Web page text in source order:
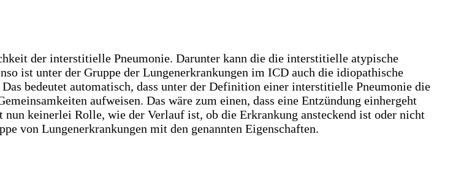
der interstitielle Pneumonie. Darunter kann die die interstitielle atypische
ist unter der Gruppe der Lungenerkrankungen im ICD auch die idiopathische
bedeutet automatisch, dass unter der Definition einer interstitielle Pneumonie die
aufweisen. Das wäre zum einen, dass eine Entzündung einhergeht
keinerlei Rolle, wie der Verlauf ist, ob die Erkrankung ansteckend ist oder nicht
von Lungenerkrankungen mit den genannten Eigenschaften.